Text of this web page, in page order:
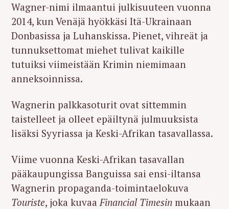
Wagner-nimi ilmaantui julkisuuteen vuonna
2014, kun Venäjä hyökkäsi Itä-Ukrainaan
Donbasissa ja Luhanskissa. Pienet, vihreät ja
tunnuksettomat miehet tulivat kaikille
tutuiksi viimeistään Krimin niemimaan
anneksoinnissa.
Wagnerin palkkasoturit ovat sittemmin
taistelleet ja olleet epäiltynä julmuuksista
lisäksi Syyriassa ja Keski-Afrikan tasavallassa.
Viime vuonna Keski-Afrikan tasavallan
pääkaupungissa Banguissa sai ensi-iltansa
Wagnerin propaganda-toimintaelokuva
Touriste, joka kuvaa Financial Timesin mukaan